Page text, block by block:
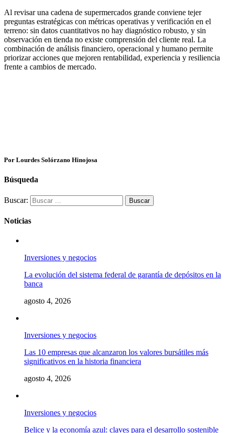
Al revisar una cadena de supermercados grande conviene tejer
preguntas estratégicas con métricas operativas y verificación en el
terreno: sin datos cuantitativos no hay diagnóstico robusto, y sin
observación en tienda no existe comprensión del cliente real. La
combinación de análisis financiero, operacional y humano permite
priorizar acciones que mejoren rentabilidad, experiencia y resiliencia
frente a cambios de mercado.
Por Lourdes Solórzano Hinojosa
Búsqueda
Buscar:
Noticias
Inversiones y negocios
La evolución del sistema federal de garantía de depósitos en la
banca
agosto 4, 2026
Inversiones y negocios
Las 10 empresas que alcanzaron los valores bursátiles más
significativos en la historia financiera
agosto 4, 2026
Inversiones y negocios
Belice y la economía azul: claves para el desarrollo sostenible